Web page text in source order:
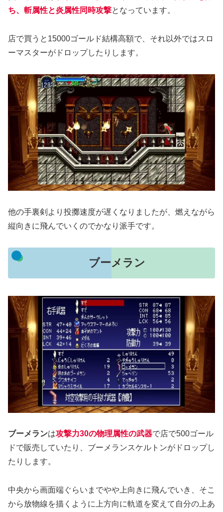
ち、斬属性と炎属性同時攻撃となっています。
店で買うと15000ゴールド結構高額で、それ以外ではスロ
ーマスターがドロップしたりします。
他の手裏剣より投擲速度が遅くなりましたが、燃えながら
縦向きに飛んでいくのでかなり派手です。
ブーメラン
ブーメランは攻撃力30の物理属性の武器で店で500ゴール
ドで販売していたり、ブーメランスケルトンがドロップし
たりします。
中央から画面端ぐらいまでやや上向きに飛んでいき、そこ
から放物線を描くように上方向に軌道を変えて自分の上あ